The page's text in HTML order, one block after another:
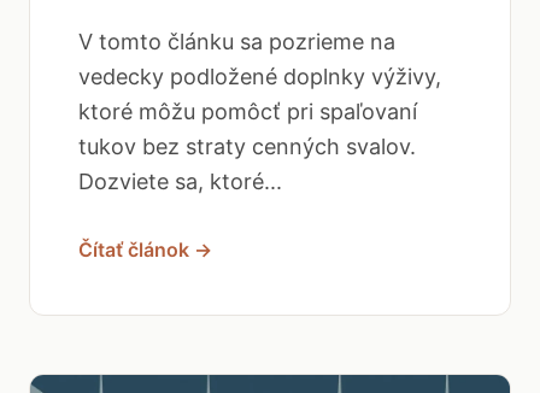
V tomto článku sa pozrieme na
vedecky podložené doplnky výživy,
ktoré môžu pomôcť pri spaľovaní
tukov bez straty cenných svalov.
Dozviete sa, ktoré...
Čítať článok →